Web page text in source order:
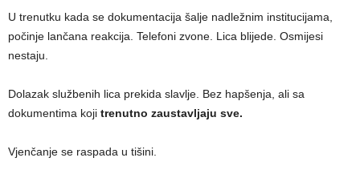
U trenutku kada se dokumentacija šalje nadležnim institucijama,
počinje lančana reakcija. Telefoni zvone. Lica blijede. Osmijesi
nestaju.
Dolazak službenih lica prekida slavlje. Bez hapšenja, ali sa
dokumentima koji trenutno zaustavljaju sve.
Vjenčanje se raspada u tišini.